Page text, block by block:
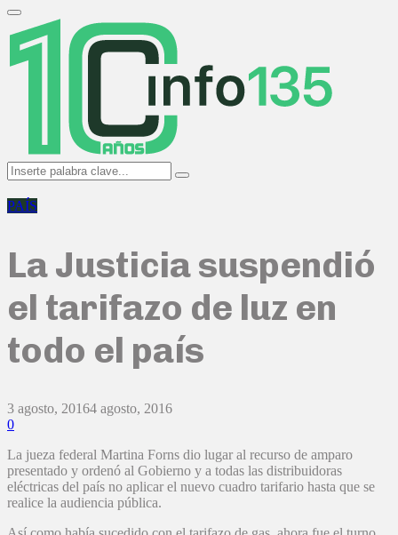
Primary
Menu
Search
for:
Search
PAÍS
La Justicia suspendió
el tarifazo de luz en
todo el país
3 agosto, 20164 agosto, 2016
0
La jueza federal Martina Forns dio lugar al recurso de amparo
presentado y ordenó al Gobierno y a todas las distribuidoras
eléctricas del país no aplicar el nuevo cuadro tarifario hasta que se
realice la audiencia pública.